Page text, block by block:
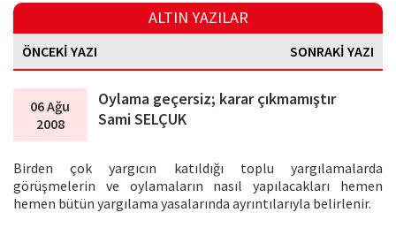
ALTIN YAZILAR
ÖNCEKİ YAZI SONRAKİ YAZI
06 Ağu
2008
Oylama geçersiz; karar çıkmamıştır
Sami SELÇUK
Birden çok yargıcın katıldığı toplu yargılamalarda
görüşmelerin ve oylamaların nasıl yapılacakları hemen
hemen bütün yargılama yasalarında ayrıntılarıyla belirlenir.